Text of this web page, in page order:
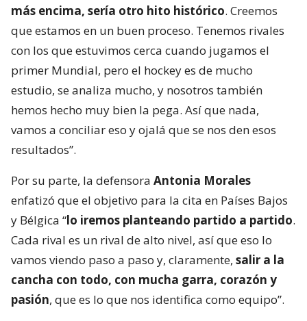
más encima, sería otro hito histórico. Creemos
que estamos en un buen proceso. Tenemos rivales
con los que estuvimos cerca cuando jugamos el
primer Mundial, pero el hockey es de mucho
estudio, se analiza mucho, y nosotros también
hemos hecho muy bien la pega. Así que nada,
vamos a conciliar eso y ojalá que se nos den esos
resultados”.
Por su parte, la defensora Antonia Morales
enfatizó que el objetivo para la cita en Países Bajos
y Bélgica “lo iremos planteando partido a partido.
Cada rival es un rival de alto nivel, así que eso lo
vamos viendo paso a paso y, claramente, salir a la
cancha con todo, con mucha garra, corazón y
pasión, que es lo que nos identifica como equipo”.